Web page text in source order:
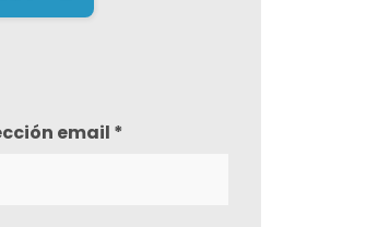
email *